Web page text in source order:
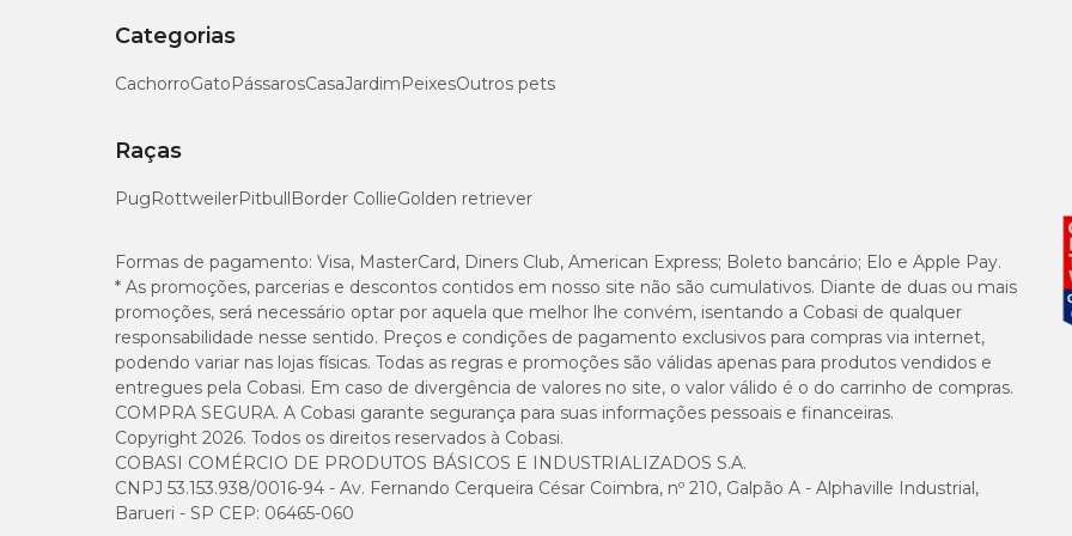
Além disso, no pet shop online da Cobasi, você encontra tudo o que é essencial para o seu
acessórios de alimentos, brinquedos e muito mais. Não perca!
A adaptação de cães e gatos é igual?
A adaptação de gatos pode ser mais desafiadora do que a de cães, pois muitos felinos têm resistência ao uso de
responsável precisa ser paciente e observar a reação do pet, ajustando a introdução das roupas aos poucos.
Meu pet não gosta de roupas. O que fazer?
Alguns felinos podem resistir ao uso de roupas devido ao desconforto causado por movimentos restritos ou peças
desconfortáveis.
Certifique-se de escolher uma roupa com o ajuste adequado, sem prejudicar a mobilidade do gato. Se a resistência
continuar, não insista, e procure orientação veterinária para encontrar alternativas para as necessidades do seu pet.
Categorias
CachorroGatoPássarosCasaJardimPeixesOutros pets
Raças
PugRottweilerPitbullBorder CollieGolden retriever
Formas de pagamento: Visa, MasterCard, Diners Club, American Express; Boleto bancário; Elo e Apple Pay.
* As promoções, parcerias e descontos contidos em nosso site não são cumulativos. Diante de duas ou mais
promoções, será necessário optar por aquela que melhor lhe convém, isentando a Cobasi de qualquer
responsabilidade nesse sentido. Preços e condições de pagamento exclusivos para compras via internet,
podendo variar nas lojas físicas. Todas as regras e promoções são válidas apenas para produtos vendidos e
entregues pela Cobasi. Em caso de divergência de valores no site, o valor válido é o do carrinho de compras.
COMPRA SEGURA. A Cobasi garante segurança para suas informações pessoais e financeiras.
Copyright 2026. Todos os direitos reservados à Cobasi.
COBASI COMÉRCIO DE PRODUTOS BÁSICOS E INDUSTRIALIZADOS S.A.
CNPJ 53.153.938/0016-94 - Av. Fernando Cerqueira César Coimbra, nº 210, Galpão A - Alphaville Industrial,
Barueri - SP CEP: 06465-060